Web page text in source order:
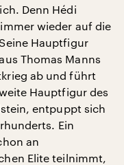
Denn Hédi
wieder auf die
Hauptfigur
Thomas Manns
ab und führt
Hauptfigur des
entpuppt sich
Ein
an
Elite teilnimmt,